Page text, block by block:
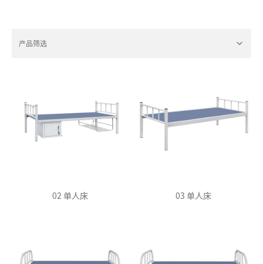
产品筛选
02 单人床 03 单人床